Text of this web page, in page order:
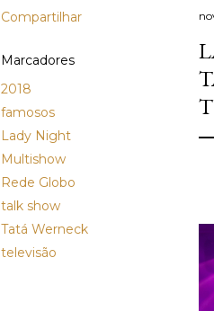
Compartilhar
Marcadores
2018
famosos
Lady Night
Multishow
Rede Globo
talk show
Tatá Werneck
televisão